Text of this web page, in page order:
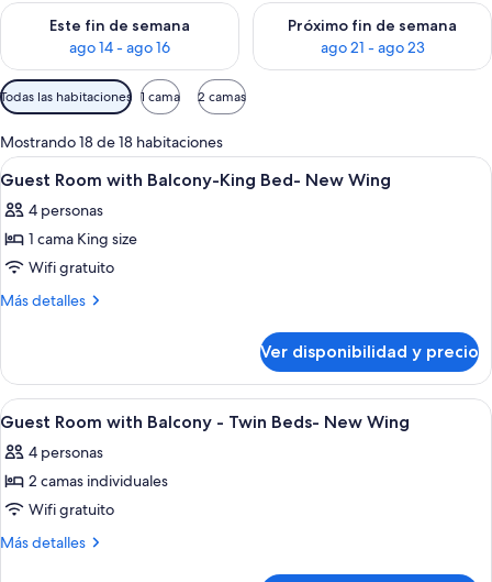
Este fin de semana
ago 14 - ago 16
Consulta la disponibilidad para este fin de semana ago 14 -
Próximo fin de semana
ago 21 - ago 23
Consulta la disponibilidad
Filtros
disponibles
para
las
habitaciones
Todas las habitaciones 1 cama 2 camas
Mostrando 18 de 18 habitaciones
Ver
todas
las
fotos
de
Guest
Balcony-
King
Bed-
New
Wing
Minibar, caja de seguridad en la
7
Guest Room with Balcony-King Bed- New Wing
4 personas
1 cama King size
Wifi gratuito
Más detalles
Más
Room
with
Balcony-
Bed-
New
Ver disponibilidad y precio
Ver
todas
las
fotos
de
Guest
Minibar, caja de seguridad en la
1
Guest Room with Balcony - Twin Beds- New Wing
4 personas
2 camas individuales
Wifi gratuito
Más detalles
Más